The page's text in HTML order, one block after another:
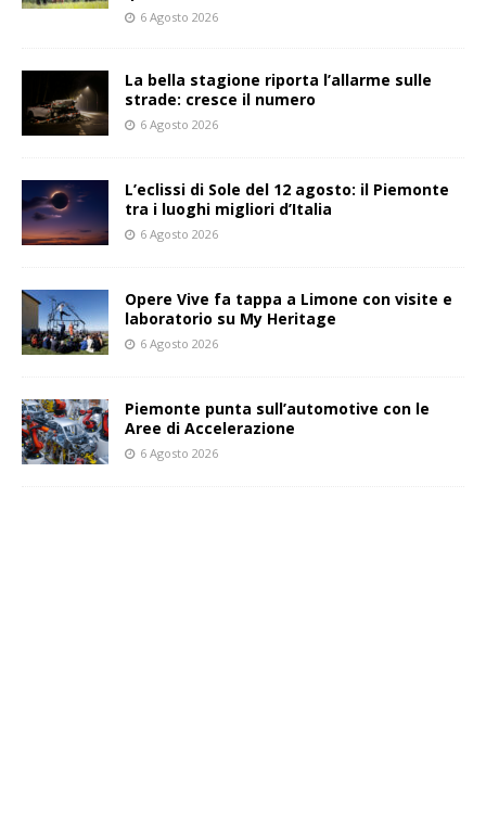
6 Agosto 2026
La bella stagione riporta l’allarme sulle
strade: cresce il numero
6 Agosto 2026
L’eclissi di Sole del 12 agosto: il Piemonte
tra i luoghi migliori d’Italia
6 Agosto 2026
Opere Vive fa tappa a Limone con visite e
laboratorio su My Heritage
6 Agosto 2026
Piemonte punta sull’automotive con le
Aree di Accelerazione
6 Agosto 2026